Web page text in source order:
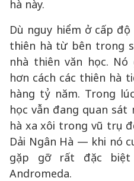
hà này.
Dù nguy hiểm ở cấp
thiên hà từ bên trong
nhà thiên văn học.
hơn cách các thiên hà
hàng tỷ năm. Trong
học vẫn đang quan sát
hà xa xôi trong vũ trụ
Dải Ngân Hà — khi nó
gặp gỡ rất đặc biệt
Andromeda.